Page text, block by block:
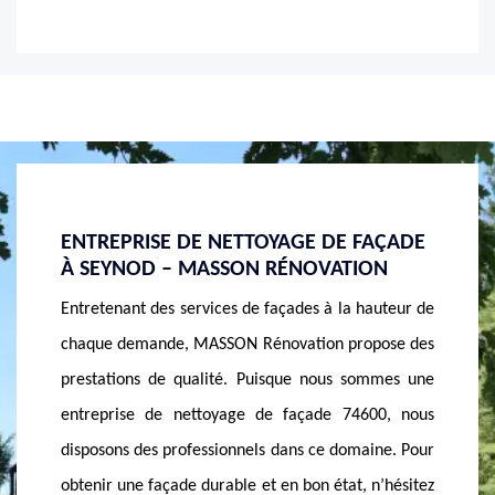
Pour
ENTREPRISE NETTOYAGE DE FAÇADE
SUR 74600 SEYNOD
Parce que nous sommes une entreprise de
nettoyage de façade à Seynod, nous effectuons le
travail et les besoins en façades des différentes
maisons selon la norme. De ce fait, notre équipe
d’intervention réalise en premier lieu le diagnostic
de l’état de votre façade. A partir du résultat de ce
Les
dans